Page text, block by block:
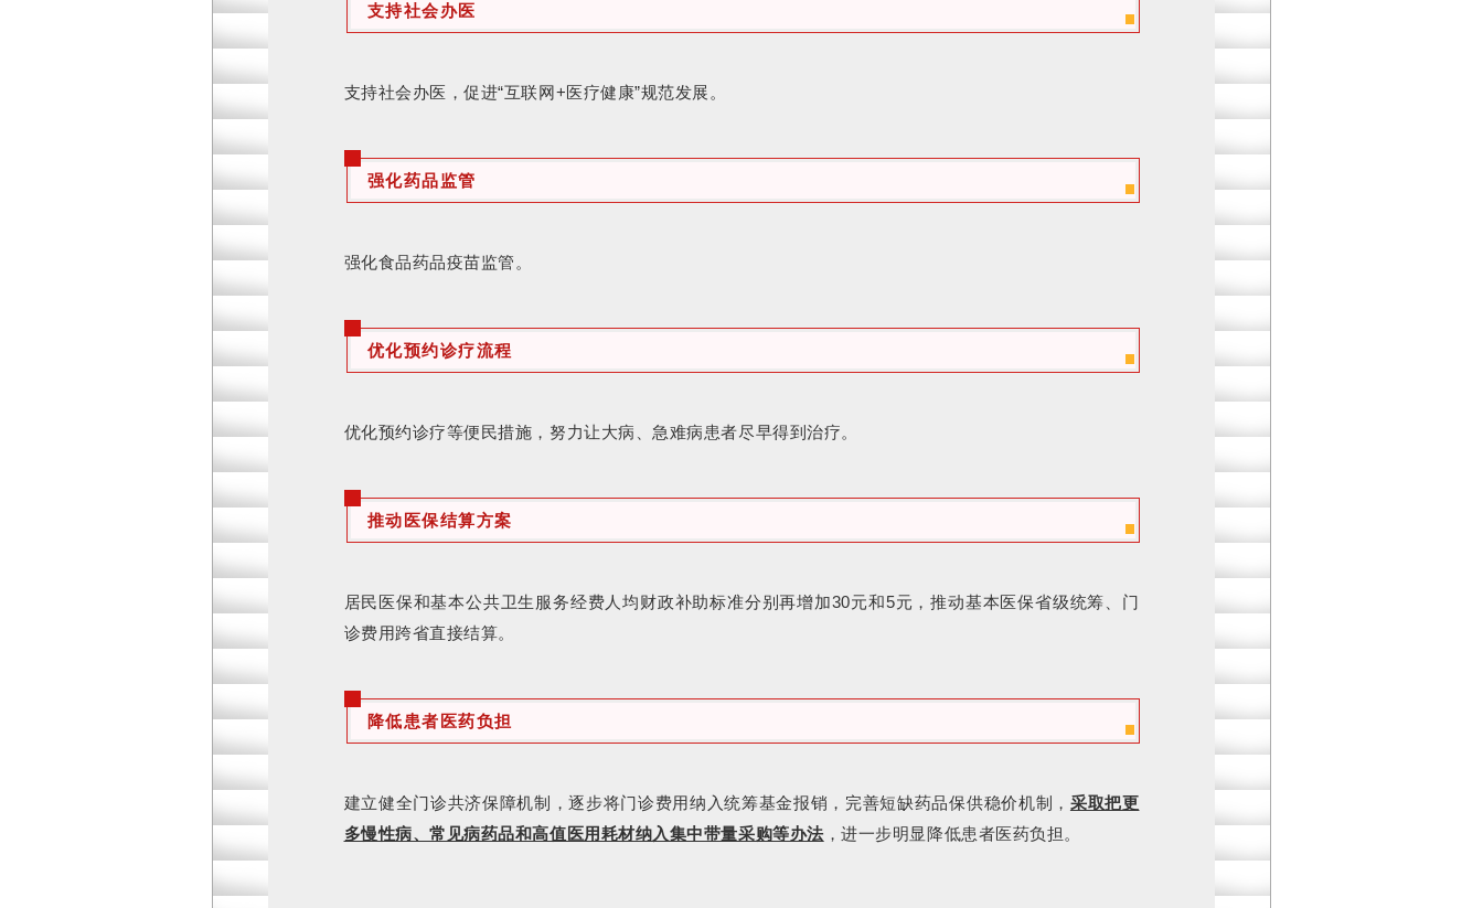
支持社会办医
支持社会办医，促进“互联网+医疗健康”规范发展。
强化药品监管
强化食品药品疫苗监管。
优化预约诊疗流程
优化预约诊疗等便民措施，努力让大病、急难病患者尽早得到治疗。
推动医保结算方案
居民医保和基本公共卫生服务经费人均财政补助标准分别再增加30元和5元，推动基本医保省级统筹、门
诊费用跨省直接结算。
降低患者医药负担
建立健全门诊共济保障机制，逐步将门诊费用纳入统筹基金报销，完善短缺药品保供稳价机制， 采取把更
多慢性病、常见病药品和高值医用耗材纳入集中带量采购等办法，进一步明显降低患者医药负担。